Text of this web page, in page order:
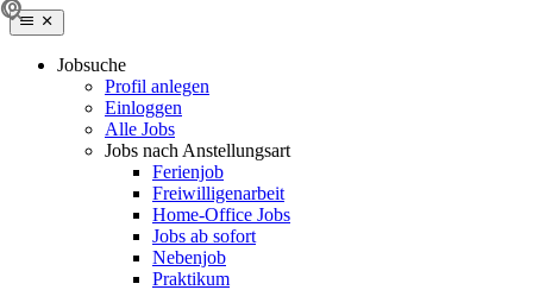
Jobsuche
Profil anlegen
Einloggen
Alle Jobs
Jobs nach Anstellungsart
Ferienjob
Freiwilligenarbeit
Home-Office Jobs
Jobs ab sofort
Nebenjob
Praktikum